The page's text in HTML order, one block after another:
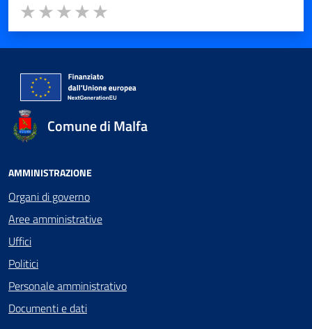
Valuta da 1 a 5 stelle la pagina
Valuta 5 stelle su 5
Valuta 4 stelle su 5
Valuta 3 stelle su 5
Valuta 2 stelle su 5
Valuta 1 stelle su 5
Comune di Malfa
AMMINISTRAZIONE
Organi di governo
Aree amministrative
Uffici
Politici
Personale amministrativo
Documenti e dati